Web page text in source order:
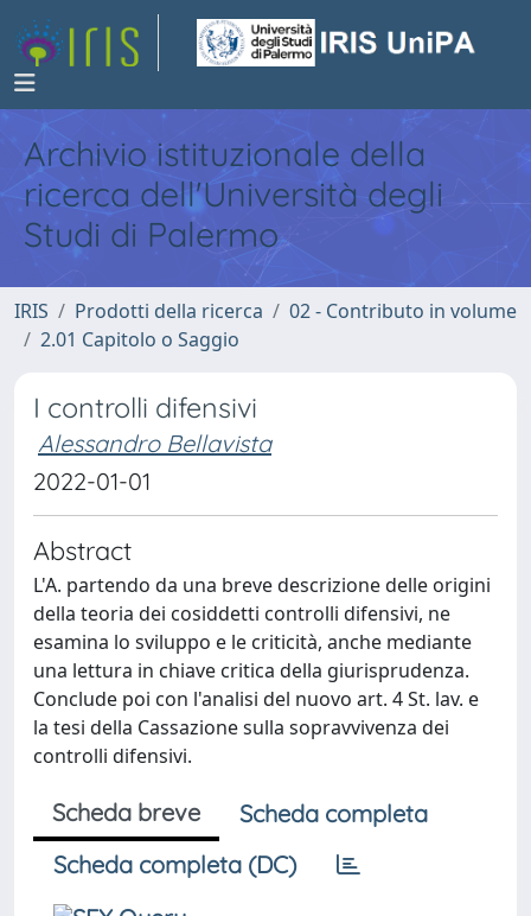
Archivio istituzionale della
ricerca dell'Università degli
Studi di Palermo
IRIS Prodotti della ricerca
02 - Contributo in volume
2.01 Capitolo o Saggio
I controlli difensivi
Alessandro Bellavista
2022-01-01
Abstract
L'A. partendo da una breve descrizione delle origini
della teoria dei cosiddetti controlli difensivi, ne
esamina lo sviluppo e le criticità, anche mediante
una lettura in chiave critica della giurisprudenza.
Conclude poi con l'analisi del nuovo art. 4 St. lav. e
la tesi della Cassazione sulla sopravvivenza dei
controlli difensivi.
Scheda breve
Scheda completa
Scheda completa (DC)